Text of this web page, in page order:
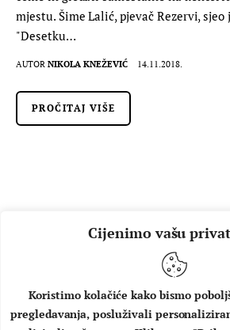
Cijenimo vašu
Koristimo kolačiće kako bismo
pregledavanja, posluživali
mjestu. Šime Lalić, pjevač Rezervi, sjeo
"Desetku…
AUTOR NIKOLA KNEŽEVIĆ 14.11.2018.
PROČITAJ VIŠE
O NAMA IMPRESSUM